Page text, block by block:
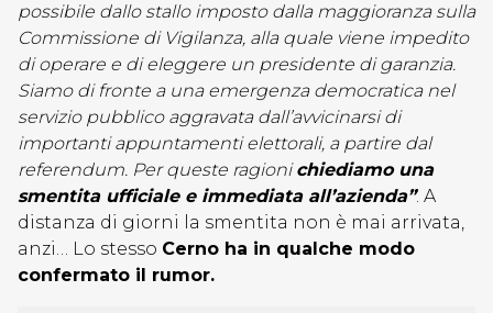
possibile dallo stallo imposto dalla maggioranza sulla
Commissione di Vigilanza, alla quale viene impedito
di operare e di eleggere un presidente di garanzia.
Siamo di fronte a una emergenza democratica nel
servizio pubblico aggravata dall’avvicinarsi di
importanti appuntamenti elettorali, a partire dal
referendum. Per queste ragionichiediamo una
smentita ufficiale e immediata all’azienda”. A
distanza di giorni la smentita non è mai arrivata,
anzi… Lo stesso Cerno ha in qualche modo
confermato il rumor.